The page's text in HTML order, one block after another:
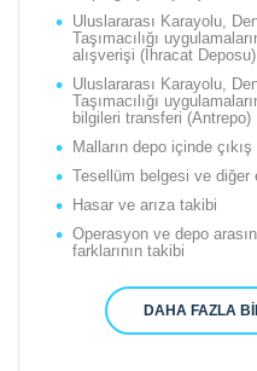
Uluslararası Karayolu,
Taşımacılığı
alışverişi (İhracat Deposu)
Uluslararası Karayolu,
Taşımacılığı
bilgileri transferi (Antrepo)
Malların depo içinde
Tesellüm belgesi ve diğer
Hasar ve arıza takibi
Operasyon ve depo
farklarının takibi
DAHA FAZLA